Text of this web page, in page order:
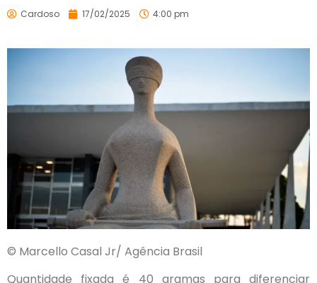
Cardoso 17/02/2025 4:00 pm
© Marcello Casal Jr/ Agência Brasil
Quantidade fixada é 40 gramas para diferenciar